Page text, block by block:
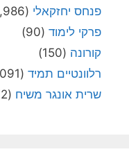
פנחס יחזקאלי (1,986)
פרקי לימוד (90)
קורונה (150)
רלוונטיים תמיד (4,091)
שרית אונגר משיח (72)